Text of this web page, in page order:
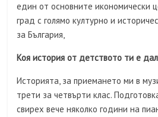
един от основните икономически
град с голямо културно и
за България,
Коя история от детството ти е
Историята, за приемането ми в
трети за четвърти клас.
свирех вече няколко години на